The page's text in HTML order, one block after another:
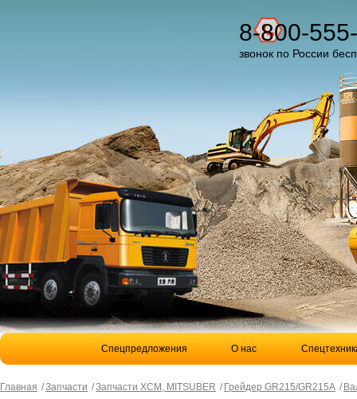
8-800-
звонок по России
Спецпредложения О нас
Главная Запчасти Запчасти XCM, MITSUBER Грейдер GR215/GR215A